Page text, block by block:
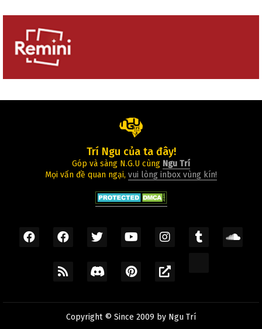
Trí Ngu của ta đây!
Góp và sàng N.G.U cùng Ngu Trí
Mọi vấn đề quan ngại, vui lòng inbox vùng kín!
Copyright © Since 2009 by Ngu Trí